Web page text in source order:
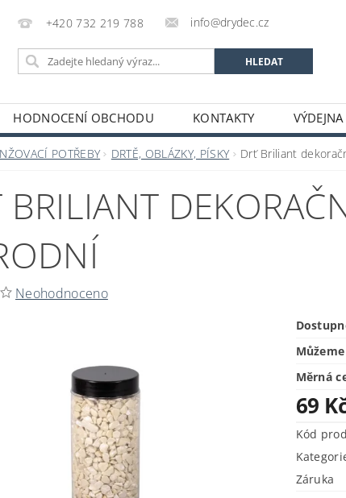
+420 732 219 788 info@drydec.cz
HODNOCENÍ OBCHODU KONTAKTY
ÚDAJŮ OBCHODNÍ PODMÍNKY
POTŘEBY DRTĚ, OBLÁZKY, PÍSKY Drť Briliant
BRILIANT
Neohodnoceno
Měrná
69
Kód
Záruka